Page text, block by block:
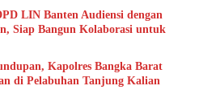
LIN Banten Audiensi dengan
Siap Bangun Kolaborasi untuk
Kapolres Bangka Barat
di Pelabuhan Tanjung Kalian